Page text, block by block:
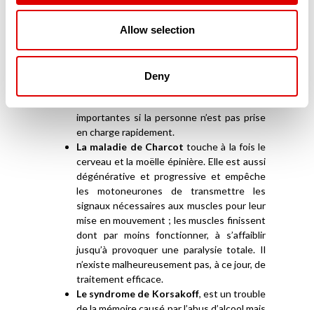
Allow selection
Deny
L’AVC (Accident Vasculaire Cérébral)
intervient lorsque le cerveau n’est plus
l’oxygène, ni les nutriments qui lui sont
nécessaires. Dès-lors, les cellules du
importantes si la personne n’est pas prise
en charge rapidement.
La maladie de Charcot touche à la fois le
cerveau et la moëlle épinière. Elle est aussi
dégénérative et progressive et empêche
les motoneurones de transmettre les
signaux nécessaires aux muscles pour leur
mise en mouvement ; les muscles finissent
dont par moins fonctionner, à s’affaiblir
jusqu’à provoquer une paralysie totale. Il
n’existe malheureusement pas, à ce jour, de
traitement efficace.
Le syndrome de Korsakoff, est un trouble